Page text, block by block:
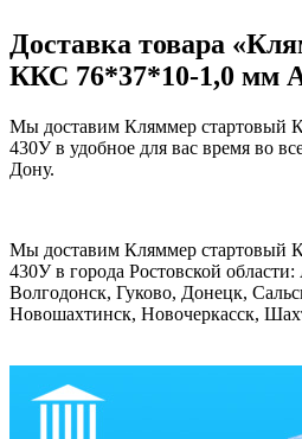
Доставка товара
ККС 76*37*10-1,0 мм
Мы доставим Кляммер
430У в удобное для вас время во
Дону.
Мы доставим Кляммер
430У в города Ростовской
Волгодонск, Гуково, Донецк,
Новошахтинск, Новочеркасск,